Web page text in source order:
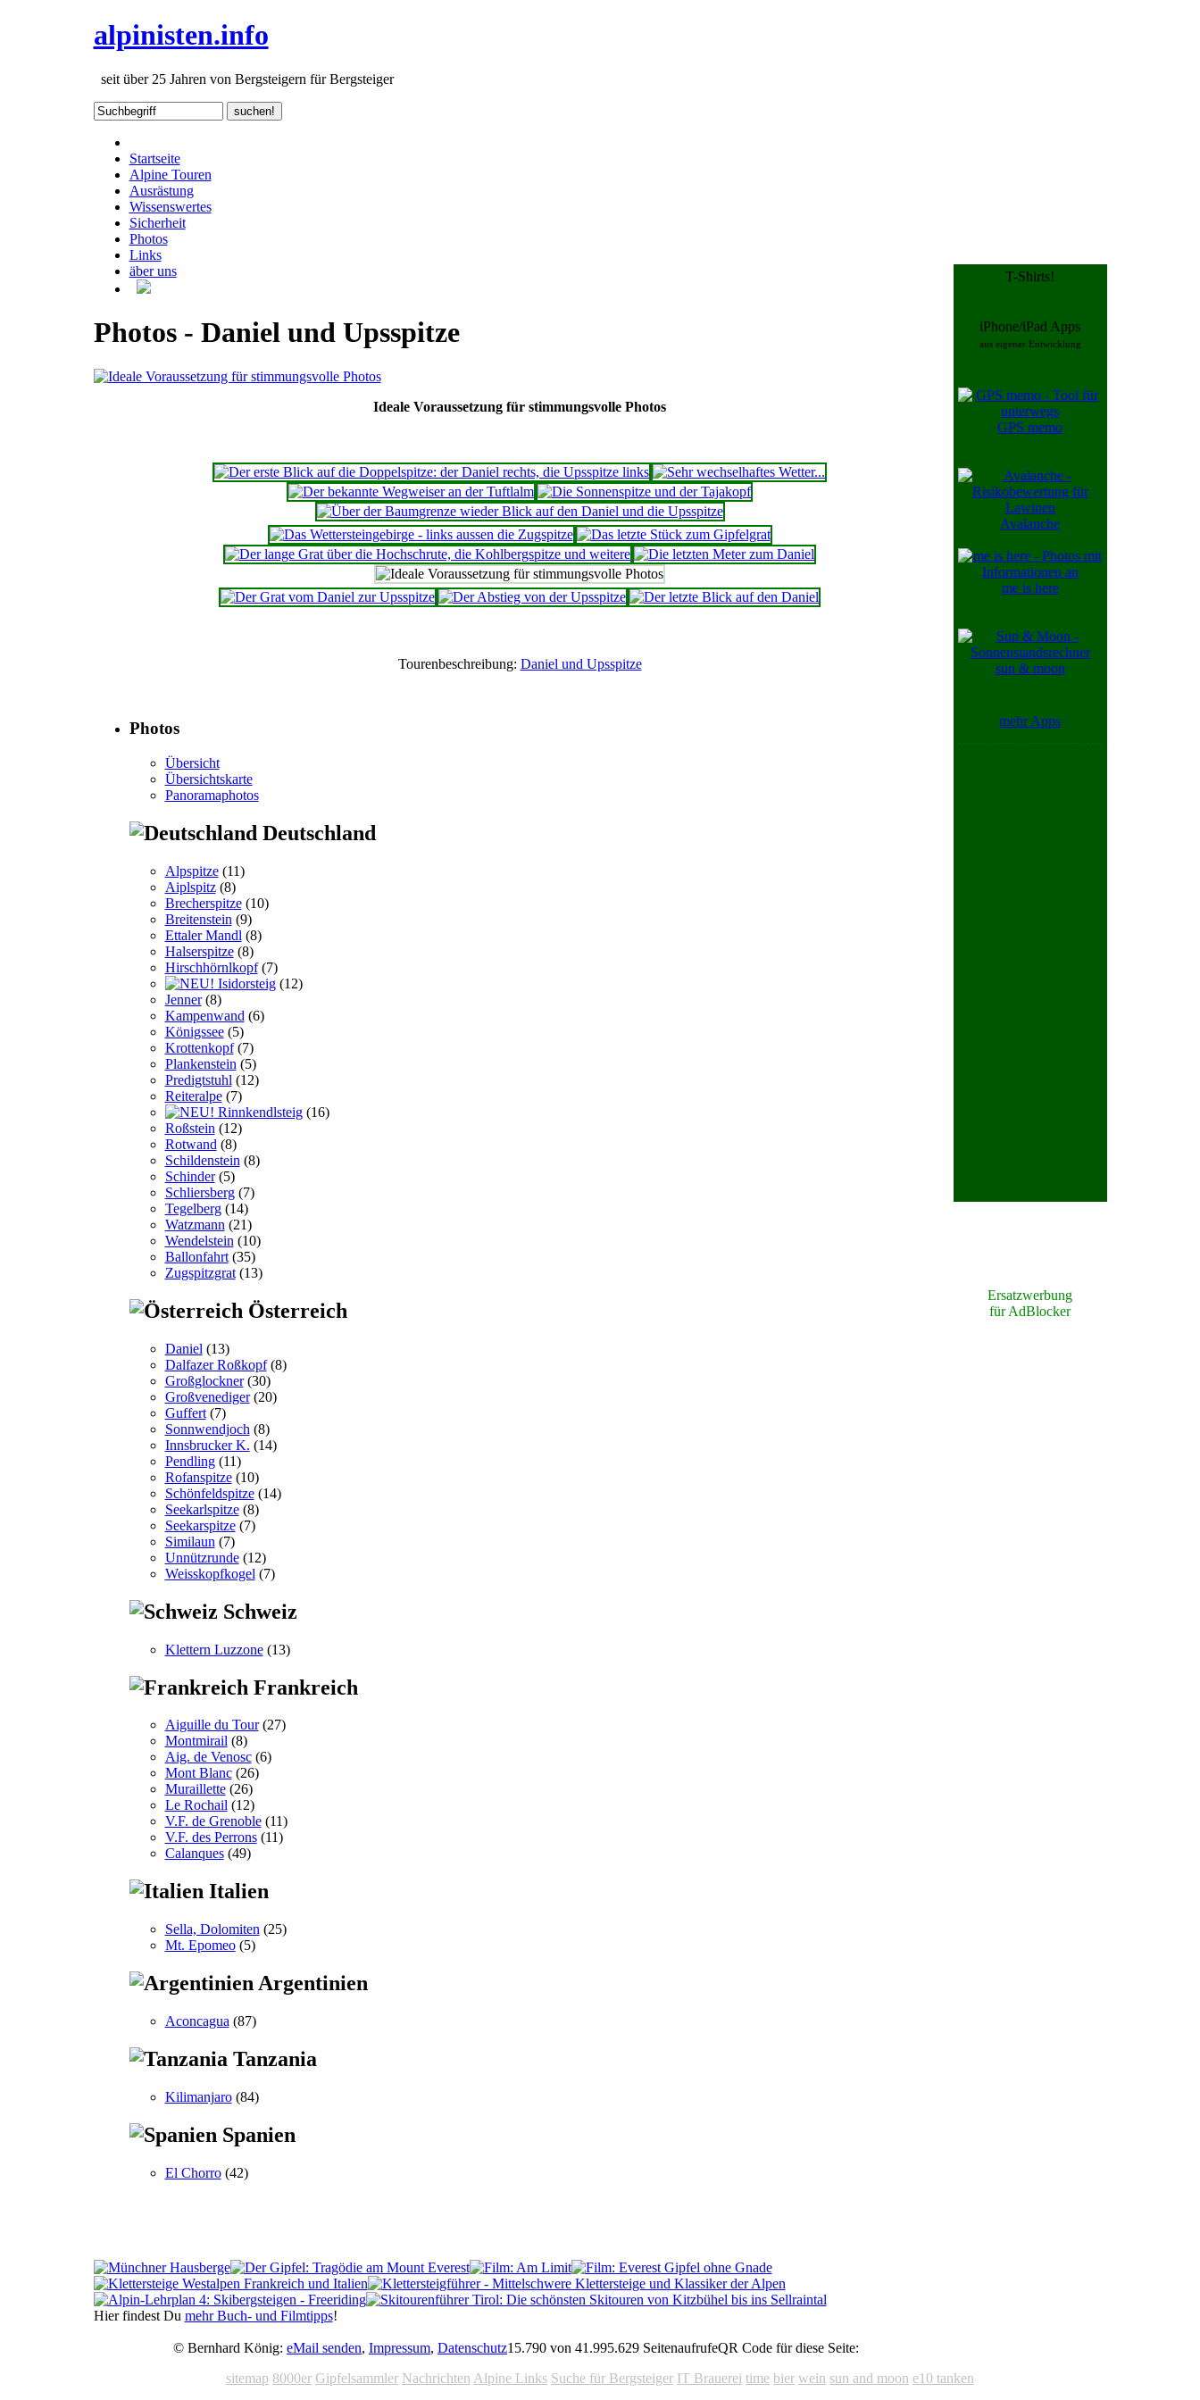
T-Shirts!
iPhone/iPad Apps
aus eigener Entwicklung
GPS memo
Avalanche
me is here
sun & moon
mehr Apps
Ersatzwerbung
für AdBlocker
alpinisten.info
seit über 25 Jahren von Bergsteigern für Bergsteiger
Startseite
Alpine Touren
Ausrästung
Wissenswertes
Sicherheit
Photos
Links
äber uns
Photos - Daniel und Upsspitze
Ideale Voraussetzung für stimmungsvolle Photos
Tourenbeschreibung: Daniel und Upsspitze
Photos
Übersicht
Übersichtskarte
Panoramaphotos
Deutschland
Alpspitze(11)
Aiplspitz(8)
Brecherspitze(10)
Breitenstein (9)
Ettaler Mandl (8)
Halserspitze(8)
Hirschhörnlkopf(7)
Isidorsteig(12)
Jenner(8)
Kampenwand (6)
Königssee(5)
Krottenkopf(7)
Plankenstein (5)
Predigtstuhl (12)
Reiteralpe(7)
Rinnkendlsteig(16)
Roßstein (12)
Rotwand (8)
Schildenstein (8)
Schinder(5)
Schliersberg(7)
Tegelberg(14)
Watzmann (21)
Wendelstein (10)
Ballonfahrt(35)
Zugspitzgrat(13)
Österreich
Daniel (13)
Dalfazer Roßkopf(8)
Großglockner(30)
Großvenediger(20)
Guffert(7)
Sonnwendjoch (8)
Innsbrucker K. (14)
Pendling(11)
Rofanspitze(10)
Schönfeldspitze(14)
Seekarlspitze(8)
Seekarspitze(7)
Similaun (7)
Unnützrunde(12)
Weisskopfkogel (7)
Schweiz
Klettern Luzzone(13)
Frankreich
Aiguille du Tour(27)
Montmirail(8)
Aig. de Venosc(6)
Mont Blanc(26)
Muraillette(26)
Le Rochail(12)
V.F. de Grenoble(11)
V.F. des Perrons(11)
Calanques(49)
Italien
Sella, Dolomiten (25)
Mt. Epomeo(5)
Argentinien
Aconcagua (87)
Tanzania
Kilimanjaro(84)
Spanien
El Chorro(42)
Hier findest Du mehr Buch- und Filmtipps!
© Bernhard König: eMail senden, Impressum, Datenschutz15.790 von 41.995.629 SeitenaufrufeQR Code für diese Seite:
sitemap 8000er Gipfelsammler Nachrichten Alpine Links Suche für Bergsteiger IT Brauerei time bier wein sun and moon e10 tanken